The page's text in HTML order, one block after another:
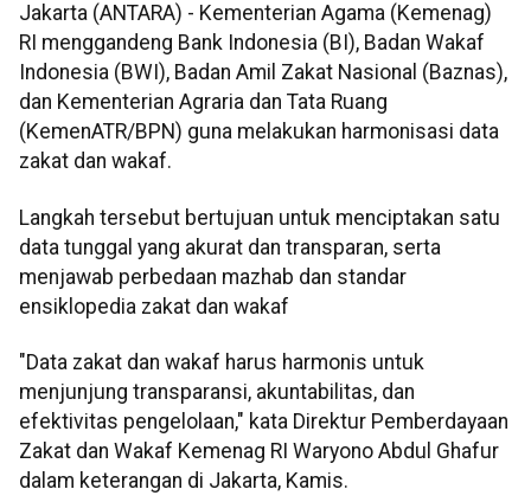
Jakarta (ANTARA) - Kementerian Agama (Kemenag)
RI menggandeng Bank Indonesia (BI), Badan Wakaf
Indonesia (BWI), Badan Amil Zakat Nasional (Baznas),
dan Kementerian Agraria dan Tata Ruang
(KemenATR/BPN) guna melakukan harmonisasi data
zakat dan wakaf.
Langkah tersebut bertujuan untuk menciptakan satu
data tunggal yang akurat dan transparan, serta
menjawab perbedaan mazhab dan standar
ensiklopedia zakat dan wakaf
"Data zakat dan wakaf harus harmonis untuk
menjunjung transparansi, akuntabilitas, dan
efektivitas pengelolaan," kata Direktur Pemberdayaan
Zakat dan Wakaf Kemenag RI Waryono Abdul Ghafur
dalam keterangan di Jakarta, Kamis.